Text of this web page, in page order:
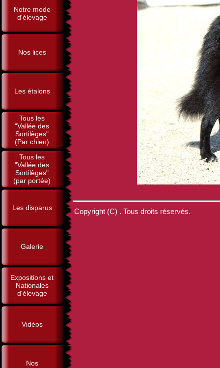
Notre mode
d'élevage
Nos lices
Les étalons
Tous les
"Vallée des
Sortilèges"
(Par chien)
Tous les
"Vallée des
Sortilèges"
(par portée)
Les disparus
Galerie
Expositions et
Nationales
d'élevage
Vidéos
Nos
Copyright (C) . Tous droits réservés.